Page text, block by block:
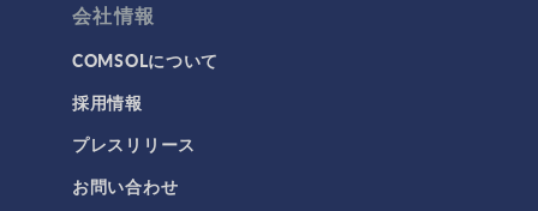
CFDモジュール
IoT
MEMS モジュール
MEMSモジュール
RF モジュール
会社情報
COMSOLについて
採用情報
プレスリリース
お問い合わせ